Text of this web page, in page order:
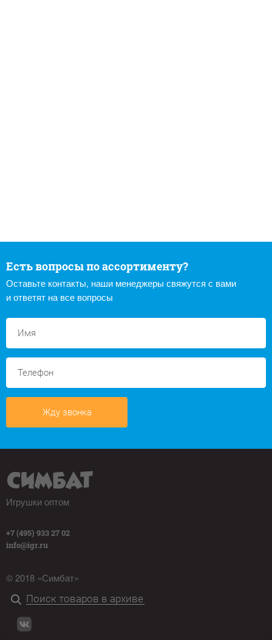
Есть вопросы по ассортименту?
Оставьте контакты, наши менеджеры свяжутся с вами
и ответят на все вопросы
Жду звонка
Игрушки оптом
+7 (495) 933 27 02
info@igr.ru
© 2018 «Симбат»